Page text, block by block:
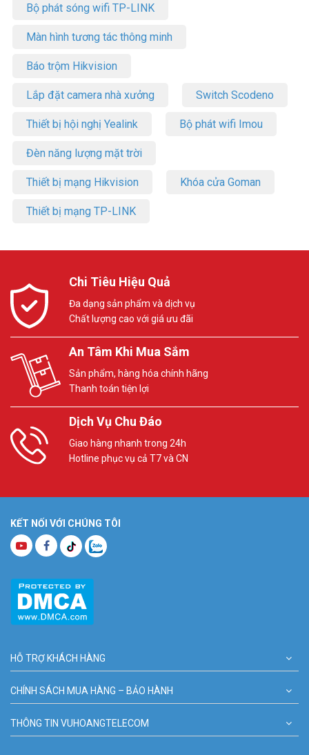
Bộ phát sóng wifi TP-LINK
Màn hình tương tác thông minh
Báo trộm Hikvision
Lắp đặt camera nhà xưởng Switch Scodeno
Thiết bị hội nghị Yealink Bộ phát wifi Imou
Đèn năng lượng mặt trời
Thiết bị mạng Hikvision Khóa cửa Goman
Thiết bị mạng TP-LINK
Chi Tiêu Hiệu Quả
Đa dạng sản phẩm và dịch vụ
Chất lượng cao với giá ưu đãi
An Tâm Khi Mua Sắm
Sản phẩm, hàng hóa chính hãng
Thanh toán tiện lợi
Dịch Vụ Chu Đáo
Giao hàng nhanh trong 24h
Hotline phục vụ cả T7 và CN
KẾT NỐI VỚI CHÚNG TÔI
HỖ TRỢ KHÁCH HÀNG
CHÍNH SÁCH MUA HÀNG – BẢO HÀNH
THÔNG TIN VUHOANGTELECOM